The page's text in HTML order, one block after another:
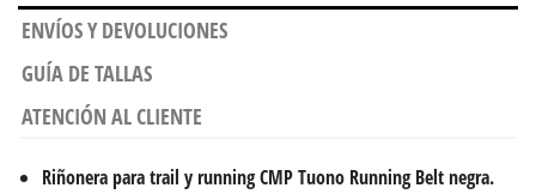
ENVÍOS Y DEVOLUCIONES
GUÍA DE TALLAS
ATENCIÓN AL CLIENTE
Riñonera para trail y running CMP Tuono Running Belt negra.